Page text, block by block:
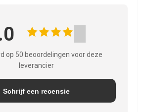
op 50 beoordelingen voor deze
leverancier
Schrijf een recensie